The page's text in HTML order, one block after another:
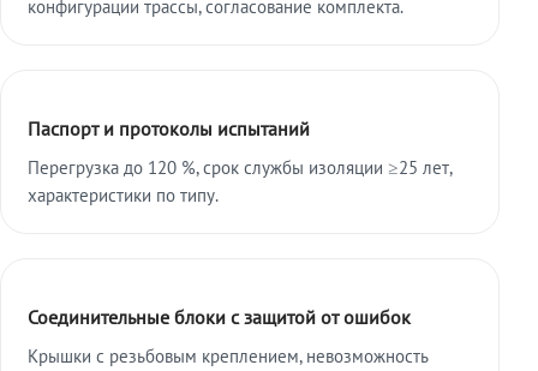
конфигурации трассы, согласование комплекта.
Паспорт и протоколы испытаний
Перегрузка до 120 %, срок службы изоляции ≥25 лет,
характеристики по типу.
Соединительные блоки с защитой от ошибок
Крышки с резьбовым креплением, невозможность